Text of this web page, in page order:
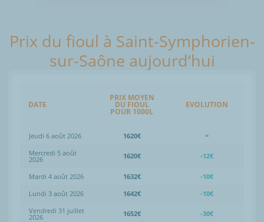
Prix du fioul à Saint-Symphorien-
sur-Saône aujourd’hui
DATE
PRIX MOYEN
DU FIOUL
POUR 1000L
EVOLUTION
Jeudi 6 août 2026 1620€
=
Mercredi 5 août
2026 1620€ -12€
Mardi 4 août 2026 1632€
-10€
Lundi 3 août 2026
1642€
-10€
Vendredi 31 juillet
2026 1652€ -30€